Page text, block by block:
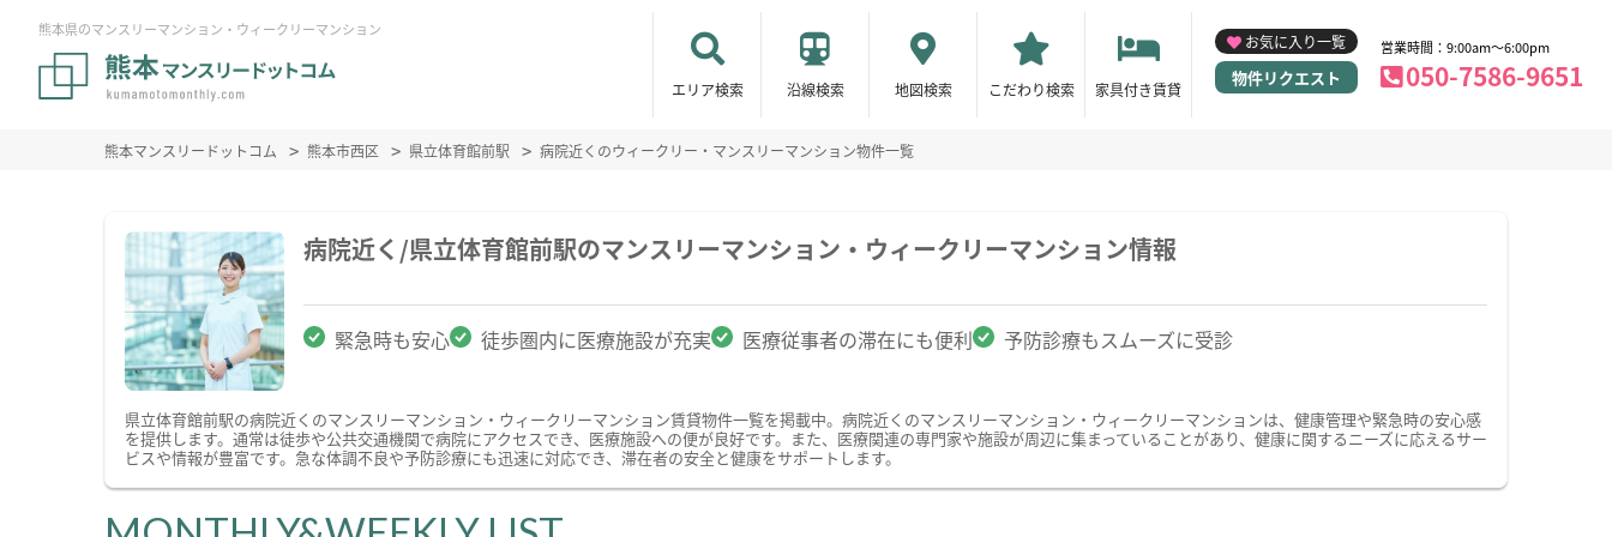
熊本県のマンスリーマンション・ウィークリーマンション
エリア検索 沿線検索 地図検索 こだわり検索 家具付き賃貸
お気に入り一覧
物件リクエスト
営業時間：9:00am～6:00pm
050-7586-9651
熊本マンスリードットコム 熊本市西区 県立体育館前駅 病院近くのウィークリー・マンスリーマンション物件一覧
病院近く/県立体育館前駅のマンスリーマンション・ウィークリーマンション情報
緊急時も安心 徒歩圏内に医療施設が充実 医療従事者の滞在にも便利 予防診療もスムーズに受診
県立体育館前駅の病院近くのマンスリーマンション・ウィークリーマンション賃貸物件一覧を掲載中。病院近くのマンスリーマンション・ウィークリーマンションは、健康管理や緊急時の安心感
を提供します。通常は徒歩や公共交通機関で病院にアクセスでき、医療施設への便が良好です。また、医療関連の専門家や施設が周辺に集まっていることがあり、健康に関するニーズに応えるサー
ビスや情報が豊富です。急な体調不良や予防診療にも迅速に対応でき、滞在者の安全と健康をサポートします。